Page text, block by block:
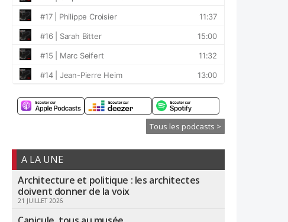
Tous les podcasts >
A LA UNE
Architecture et politique : les architectes
doivent donner de la voix
21 JUILLET 2026